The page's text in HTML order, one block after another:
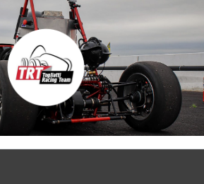
Togliatti